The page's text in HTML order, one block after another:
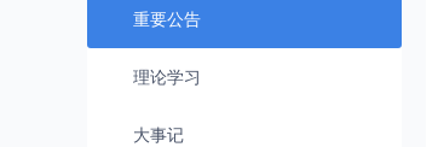
重要公告
理论学习
大事记